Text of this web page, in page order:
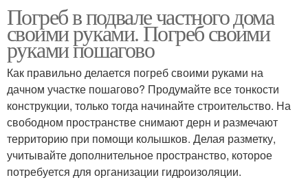
Погреб в подвале частного дома
своими руками. Погреб своими
руками пошагово
Как правильно делается погреб своими руками на
дачном участке пошагово? Продумайте все тонкости
конструкции, только тогда начинайте строительство. На
свободном пространстве снимают дерн и размечают
территорию при помощи колышков. Делая разметку,
учитывайте дополнительное пространство, которое
потребуется для организации гидроизоляции.